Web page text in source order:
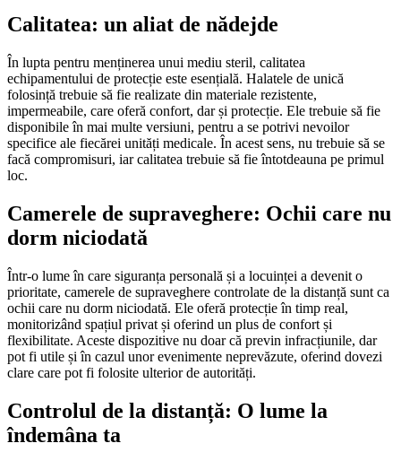
Calitatea: un aliat de nădejde
În lupta pentru menținerea unui mediu steril, calitatea
echipamentului de protecție este esențială. Halatele de unică
folosință trebuie să fie realizate din materiale rezistente,
impermeabile, care oferă confort, dar și protecție. Ele trebuie să fie
disponibile în mai multe versiuni, pentru a se potrivi nevoilor
specifice ale fiecărei unități medicale. În acest sens, nu trebuie să se
facă compromisuri, iar calitatea trebuie să fie întotdeauna pe primul
loc.
Camerele de supraveghere: Ochii care nu
dorm niciodată
Într-o lume în care siguranța personală și a locuinței a devenit o
prioritate, camerele de supraveghere controlate de la distanță sunt ca
ochii care nu dorm niciodată. Ele oferă protecție în timp real,
monitorizând spațiul privat și oferind un plus de confort și
flexibilitate. Aceste dispozitive nu doar că previn infracțiunile, dar
pot fi utile și în cazul unor evenimente neprevăzute, oferind dovezi
clare care pot fi folosite ulterior de autorități.
Controlul de la distanță: O lume la
îndemâna ta